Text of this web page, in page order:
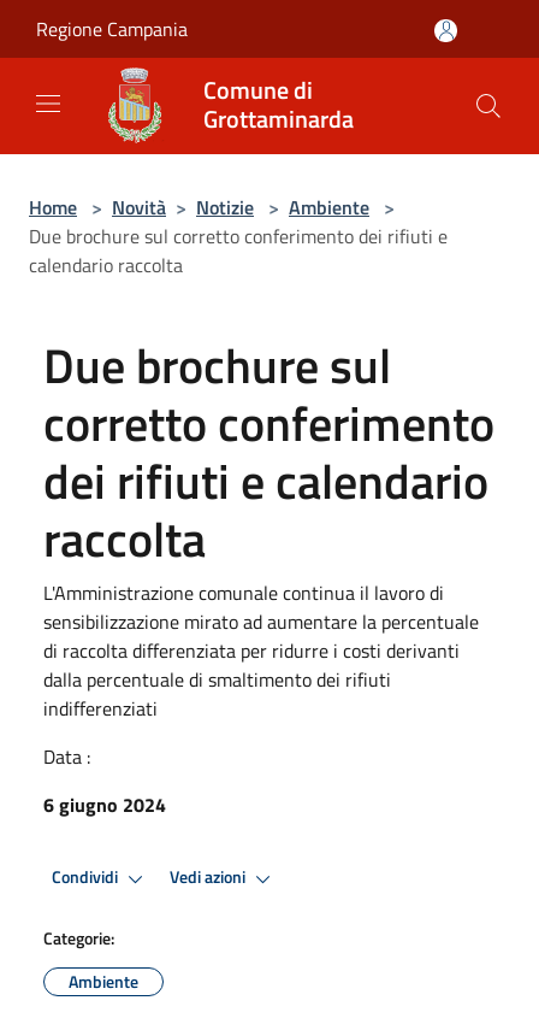
Regione Campania
Comune di
Grottaminarda
Home > Novità > Notizie > Ambiente >
Due brochure sul corretto conferimento dei rifiuti e
calendario raccolta
Due brochure sul
corretto conferimento
dei rifiuti e calendario
raccolta
L'Amministrazione comunale continua il lavoro di
sensibilizzazione mirato ad aumentare la percentuale
di raccolta differenziata per ridurre i costi derivanti
dalla percentuale di smaltimento dei rifiuti
indifferenziati
Data :
6 giugno 2024
Condividi Vedi azioni
Categorie:
Ambiente